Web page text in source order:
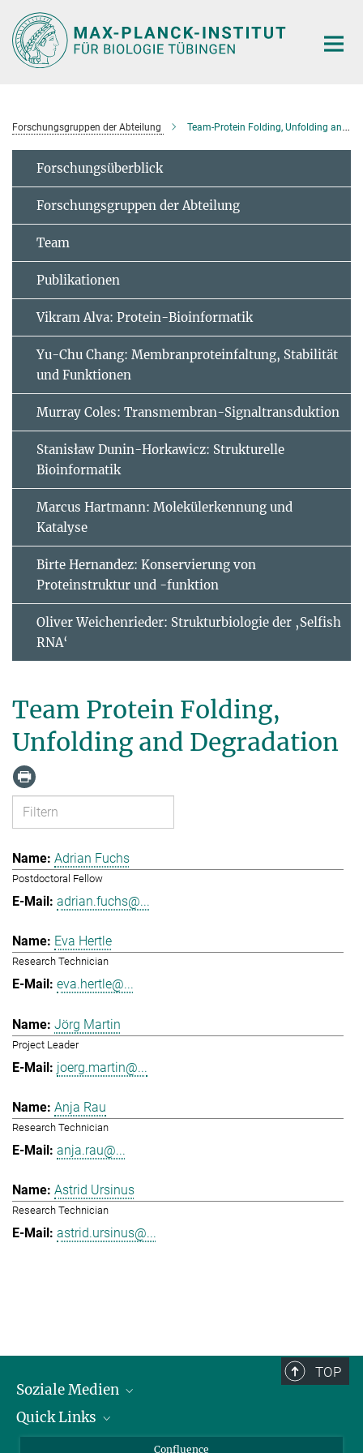
Hauptinhalt
Forschungsgruppen der Abteilung Team-Protein Folding, Unfolding and Degradation
Forschungsüberblick
Forschungsgruppen der Abteilung
Team
Publikationen
Vikram Alva: Protein-Bioinformatik
Yu-Chu Chang: Membranproteinfaltung, Stabilität
und Funktionen
Murray Coles: Transmembran-Signaltransduktion
Stanisław Dunin-Horkawicz: Strukturelle
Bioinformatik
Marcus Hartmann: Molekülerkennung und
Katalyse
Birte Hernandez: Konservierung von
Proteinstruktur und -funktion
Oliver Weichenrieder: Strukturbiologie der ‚Selfish
RNA‘
Team Protein Folding,
Unfolding and Degradation
Adrian Fuchs
Postdoctoral Fellow
adrian.fuchs@...
Eva Hertle
Research Technician
eva.hertle@...
Jörg Martin
Project Leader
joerg.martin@...
Anja Rau
Research Technician
anja.rau@...
Astrid Ursinus
Research Technician
astrid.ursinus@...
TOP
Soziale Medien
LinkedIn
Quick Links
Für Journalisten und Journalistinnen
Confluence